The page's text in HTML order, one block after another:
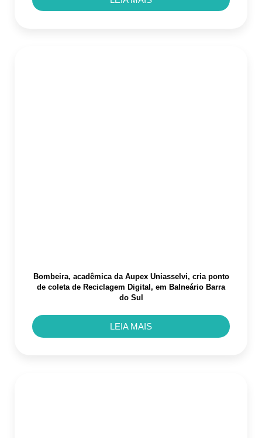
Bombeira, acadêmica da Aupex Uniasselvi, cria ponto
de coleta de Reciclagem Digital, em Balneário Barra
do Sul
LEIA MAIS